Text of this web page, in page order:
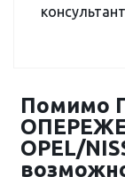
Помимо
OPEL/